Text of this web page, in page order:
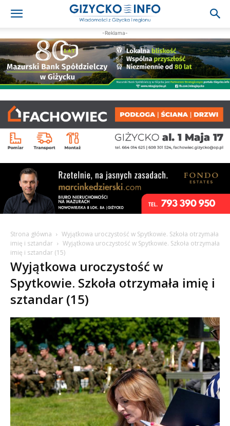
-Reklama-
Strona główna
Wyjątkowa uroczystość w Spytkowie. Szkoła otrzymała
imię i sztandar
Wyjątkowa uroczystość w Spytkowie. Szkoła otrzymała
imię i sztandar (15)
Wyjątkowa uroczystość w
Spytkowie. Szkoła otrzymała imię i
sztandar (15)